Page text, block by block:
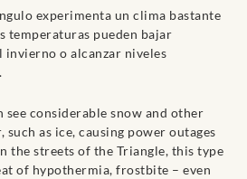
experimenta un clima bastante
temperaturas pueden bajar
o alcanzar niveles
considerable snow and other
such as ice, causing power outages
the streets of the Triangle, this type
of hypothermia, frostbite – even